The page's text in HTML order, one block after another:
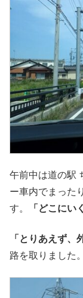
午前中は道の駅
ー車内でまった
す。
「どこに
「とりあえず、
路を取りました。